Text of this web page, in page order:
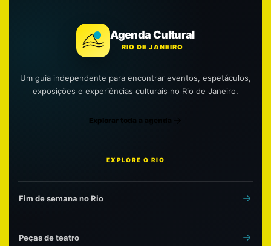
Agenda Cultural
RIO DE JANEIRO
Um guia independente para encontrar eventos, espetáculos,
exposições e experiências culturais no Rio de Janeiro.
Explorar toda a agenda
EXPLORE O RIO
Fim de semana no Rio
Peças de teatro